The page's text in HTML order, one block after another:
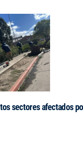
sectores afectados